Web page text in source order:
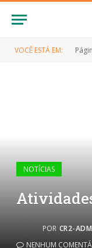
VOCÊ ESTÁ EM:
NOTÍCIAS
POR CR2-
NENHUM